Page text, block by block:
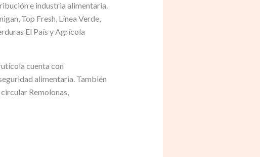
e industria alimentaria.
Top Fresh, Línea Verde,
El País y Agrícola
cuenta con
alimentaria. También
Remolonas,